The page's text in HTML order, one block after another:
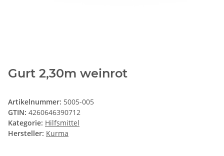
Gurt 2,30m weinrot
Artikelnummer: 5005-005
GTIN: 4260646390712
Kategorie: Hilfsmittel
Hersteller: Kurma